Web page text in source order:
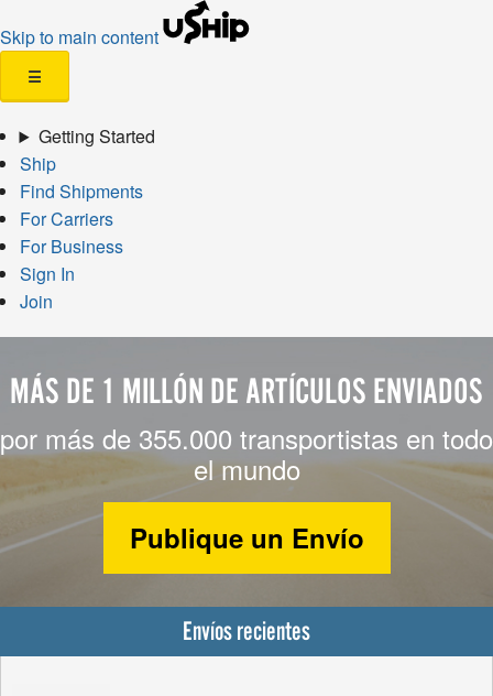
Skip to main content
☰
Getting Started
Ship
Find Shipments
For Carriers
For Business
Sign In
Join
MÁS DE 1 MILLÓN DE ARTÍCULOS ENVIADOS
por más de 355.000 transportistas en todo
el mundo
Publique un Envío
Envíos recientes